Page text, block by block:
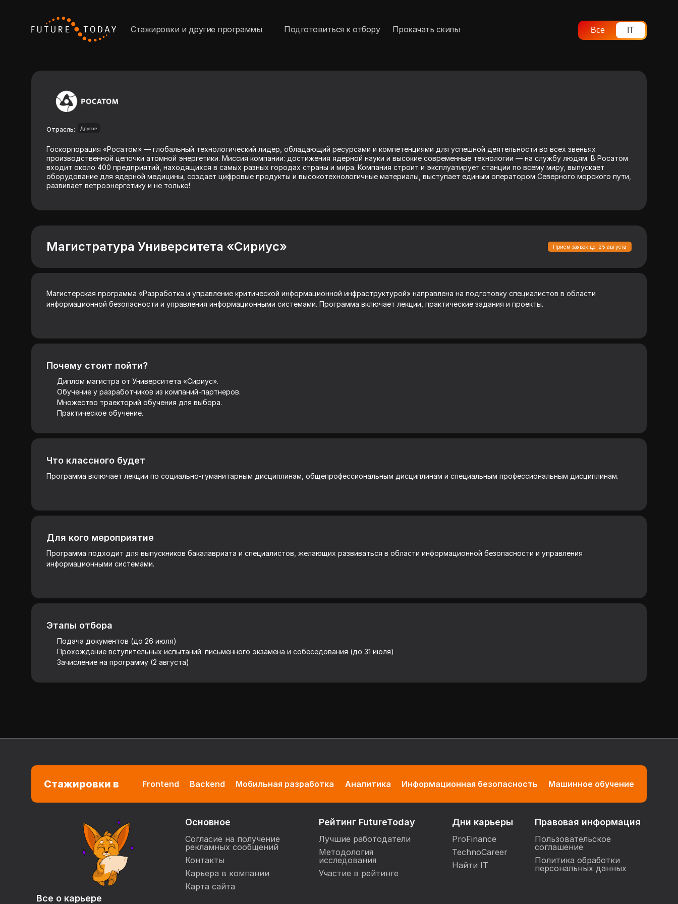
Стажировки и другие программы Подготовиться к отбору Прокачать скилы Все IT
Отрасль: Другое
Госкорпорация «Росатом» — глобальный технологический лидер, обладающий ресурсами и компетенциями для успешной деятельности во всех звеньях
производственной цепочки атомной энергетики. Миссия компании: достижения ядерной науки и высокие современные технологии — на службу людям. В Росатом
входит около 400 предприятий, находящихся в самых разных городах страны и мира. Компания строит и эксплуатирует станции по всему миру, выпускает
оборудование для ядерной медицины, создает цифровые продукты и высокотехнологичные материалы, выступает единым оператором Северного морского пути,
развивает ветроэнергетику и не только!
Магистратура Университета «Сириус» Приём заявок до: 25 августа
Магистерская программа «Разработка и управление критической информационной инфраструктурой» направлена на подготовку специалистов в области
информационной безопасности и управления информационными системами. Программа включает лекции, практические задания и проекты.
Почему стоит пойти?
Диплом магистра от Университета «Сириус».
Обучение у разработчиков из компаний-партнеров.
Множество траекторий обучения для выбора.
Практическое обучение.
Что классного будет
Программа включает лекции по социально-гуманитарным дисциплинам, общепрофессиональным дисциплинам и специальным профессиональным дисциплинам.
Для кого мероприятие
Программа подходит для выпускников бакалавриата и специалистов, желающих развиваться в области информационной безопасности и управления
информационными системами.
Этапы отбора
Подача документов (до 26 июля)
Прохождение вступительных испытаний: письменного экзамена и собеседования (до 31 июля)
Зачисление на программу (2 августа)
Стажировки в Frontend Backend Мобильная разработка Аналитика Информационная безопасность Машинное обучение
Все о карьере
Основное
Согласие на получение
рекламных сообщений
Контакты
Карьера в компании
Карта сайта
Рейтинг FutureToday
Лучшие работодатели
Методология
исследования
Участие в рейтинге
Дни карьеры
ProFinance
TechnoCareer
Найти IT
Правовая информация
Пользовательское
соглашение
Политика обработки
персональных данных